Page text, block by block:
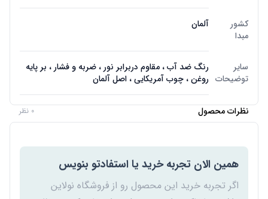
کشور
مبدا
آلمان
سایر
توضیحات
رنگ ضد آب ، مقاوم دربرابر نور ، ضربه و فشار ، بر پایه
روغن ، چوب آمریکایی ، اصل آلمان
نظرات محصول 0 نظر
همین الان تجربه خرید یا استفادتو بنویس
اگر تجربه خرید این محصول رو از فروشگاه نولاین